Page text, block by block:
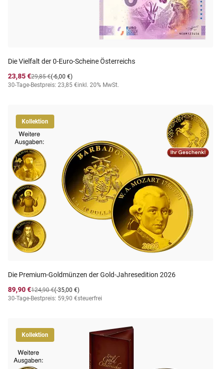
Die Vielfalt der 0-Euro-Scheine Österreichs
23,85 €
(-6,00 €)
29,85 €
30-Tage-Bestpreis: 23,85 €inkl. 20% MwSt.
Kollektion
Die Premium-Goldmünzen der Gold-Jahresedition 2026
89,90 €
(-35,00 €)
124,90 €
30-Tage-Bestpreis: 59,90 €steuerfrei
Kollektion